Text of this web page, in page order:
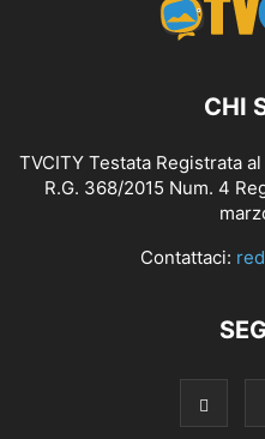
CHI
TVCITY Testata Registrata
R.G. 368/2015 Num. 4
Contattaci: